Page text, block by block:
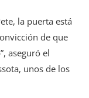
la puerta está
de que
aseguró el
unos de los